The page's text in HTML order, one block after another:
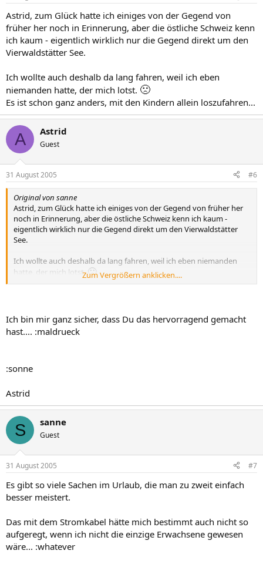
Astrid, zum Glück hatte ich einiges von der Gegend von
früher her noch in Erinnerung, aber die östliche Schweiz kenn
ich kaum - eigentlich wirklich nur die Gegend direkt um den
Vierwaldstätter See.
Ich wollte auch deshalb da lang fahren, weil ich eben
niemanden hatte, der mich lotst. 🙁
Es ist schon ganz anders, mit den Kindern allein loszufahren...
A Astrid
Guest
31 August 2005 #6
Original von sanne
Astrid, zum Glück hatte ich einiges von der Gegend von früher her
noch in Erinnerung, aber die östliche Schweiz kenn ich kaum -
eigentlich wirklich nur die Gegend direkt um den Vierwaldstätter
See.
Ich wollte auch deshalb da lang fahren, weil ich eben niemanden
hatte, der mich lotst.🙁
Es ist schon ganz anders, mit den Kindern allein loszufahren...
Zum Vergrößern anklicken....
Ich bin mir ganz sicher, dass Du das hervorragend gemacht
hast.... :maldrueck
:sonne
Astrid
S sanne
Guest
31 August 2005 #7
Es gibt so viele Sachen im Urlaub, die man zu zweit einfach
besser meistert.
Das mit dem Stromkabel hätte mich bestimmt auch nicht so
aufgeregt, wenn ich nicht die einzige Erwachsene gewesen
wäre... :whatever